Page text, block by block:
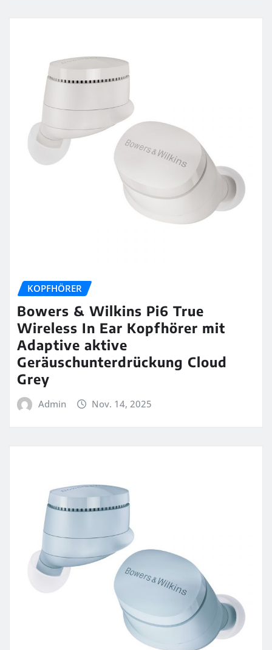
KOPFHÖRER
Bowers & Wilkins Pi6 True
Wireless In Ear Kopfhörer mit
Adaptive aktive
Geräuschunterdrückung Cloud
Grey
Admin Nov. 14, 2025